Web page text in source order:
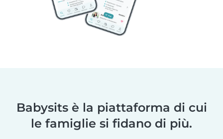
Babysits è la piattaforma di cui
le famiglie si fidano di più.